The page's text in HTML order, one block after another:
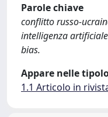
Parole chiave
conflitto russo-
intelligenza
bias.
Appare nelle
1.1 Articolo in